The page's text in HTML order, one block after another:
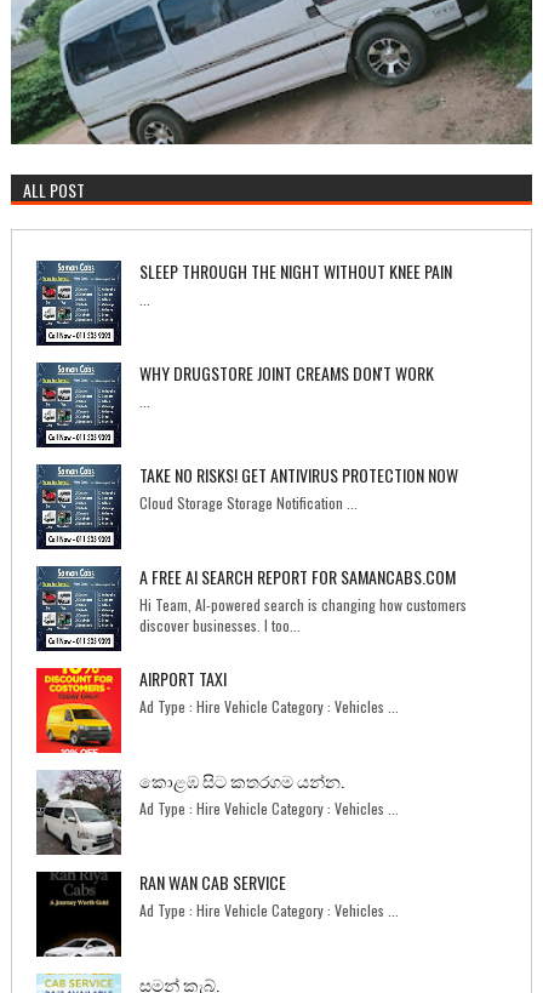
ALL POST
SLEEP THROUGH THE NIGHT WITHOUT KNEE PAIN
WHY DRUGSTORE JOINT CREAMS DON'T WORK
TAKE NO RISKS! GET ANTIVIRUS PROTECTION NOW
Cloud Storage Storage Notification ...
A FREE AI SEARCH REPORT FOR SAMANCABS.COM
Hi Team, AI-powered search is changing how customers
discover businesses. I too...
AIRPORT TAXI
Ad Type : Hire Vehicle Category : Vehicles ...
කොළඹ සිට කතරගම යන්න.
Ad Type : Hire Vehicle Category : Vehicles ...
RAN WAN CAB SERVICE
Ad Type : Hire Vehicle Category : Vehicles ...
සමන් කැබ්.